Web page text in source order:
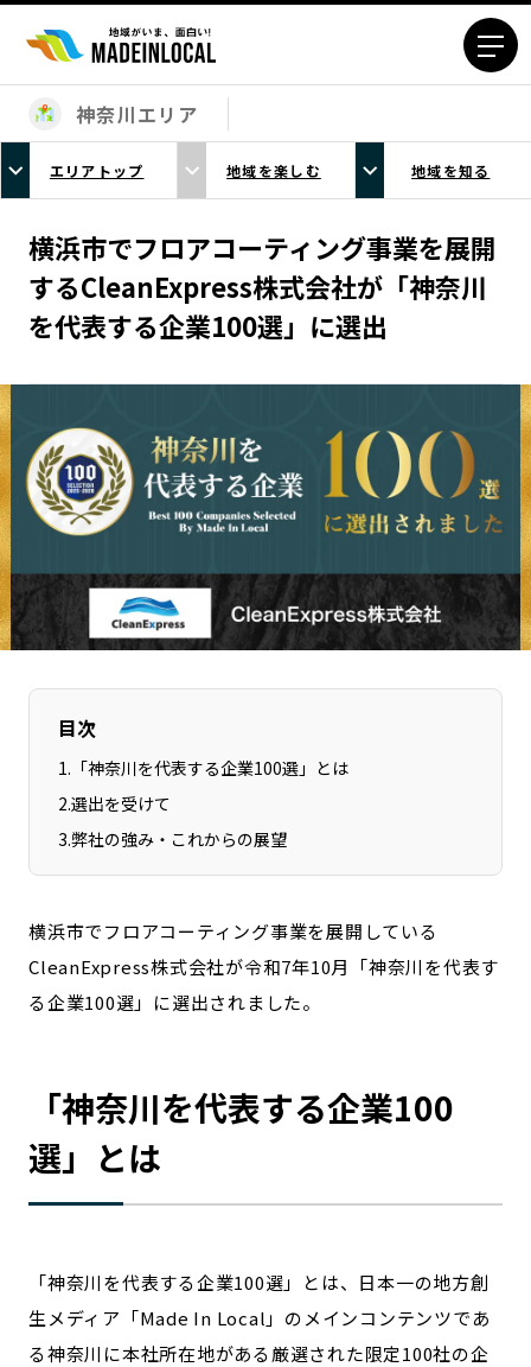
エリアから探す
北海道エリア
青森エリア
岩手エリア
秋田エリア
山形エリア
福島エリア
茨城エリア
栃木エリア
群馬エリア
埼玉エリア
千葉エリア
神奈川エリア
新潟エリア
富山エリア
石川エリア
福井エリア
山梨エリア
静岡エリア
愛知エリア
三重エリア
滋賀エリア
河内エリア
奈良エリア
和歌山エリア
鳥取エリア
岡山エリア
香川エリア
愛媛エリア
高知エリア
福岡エリア
佐賀エリア
長崎エリア
沖縄エリア
カテゴリから探す
プレスリリース
行政連携記事
MILCプロジェクト
神奈川エリア
エリアトップ 地域を楽しむ 地域を知る
横浜市でフロアコーティング事業を展開
するCleanExpress株式会社が「神奈川
を代表する企業100選」に選出
目次
1. 「神奈川を代表する企業100選」とは
2.選出を受けて
3.弊社の強み・これからの展望
横浜市でフロアコーティング事業を展開している
CleanExpress株式会社が令和7年10月「神奈川を代表す
る企業100選」に選出されました。
「神奈川を代表する企業100
選」とは
「神奈川を代表する企業100選」とは、日本一の地方創
生メディア「Made In Local」のメインコンテンツであ
る神奈川 に本社所在地がある厳選された限定100社の企